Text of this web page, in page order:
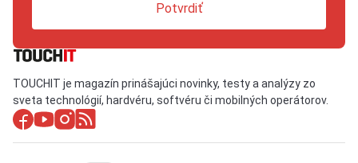
Potvrdiť
TOUCHIT je magazín prinášajúci novinky, testy a analýzy zo
sveta technológií, hardvéru, softvéru či mobilných operátorov.